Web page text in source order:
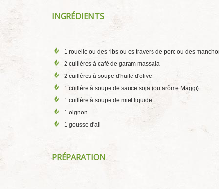
INGRÉDIENTS
1 rouelle ou des ribs ou es travers de porc ou des
2 cuillères à café de garam massala
2 cuillères à soupe d'huile d'olive
1 cuillère à soupe de sauce soja (ou arôme Maggi)
1 cuillère à soupe de miel liquide
1 oignon
1 gousse d'ail
PRÉPARATION